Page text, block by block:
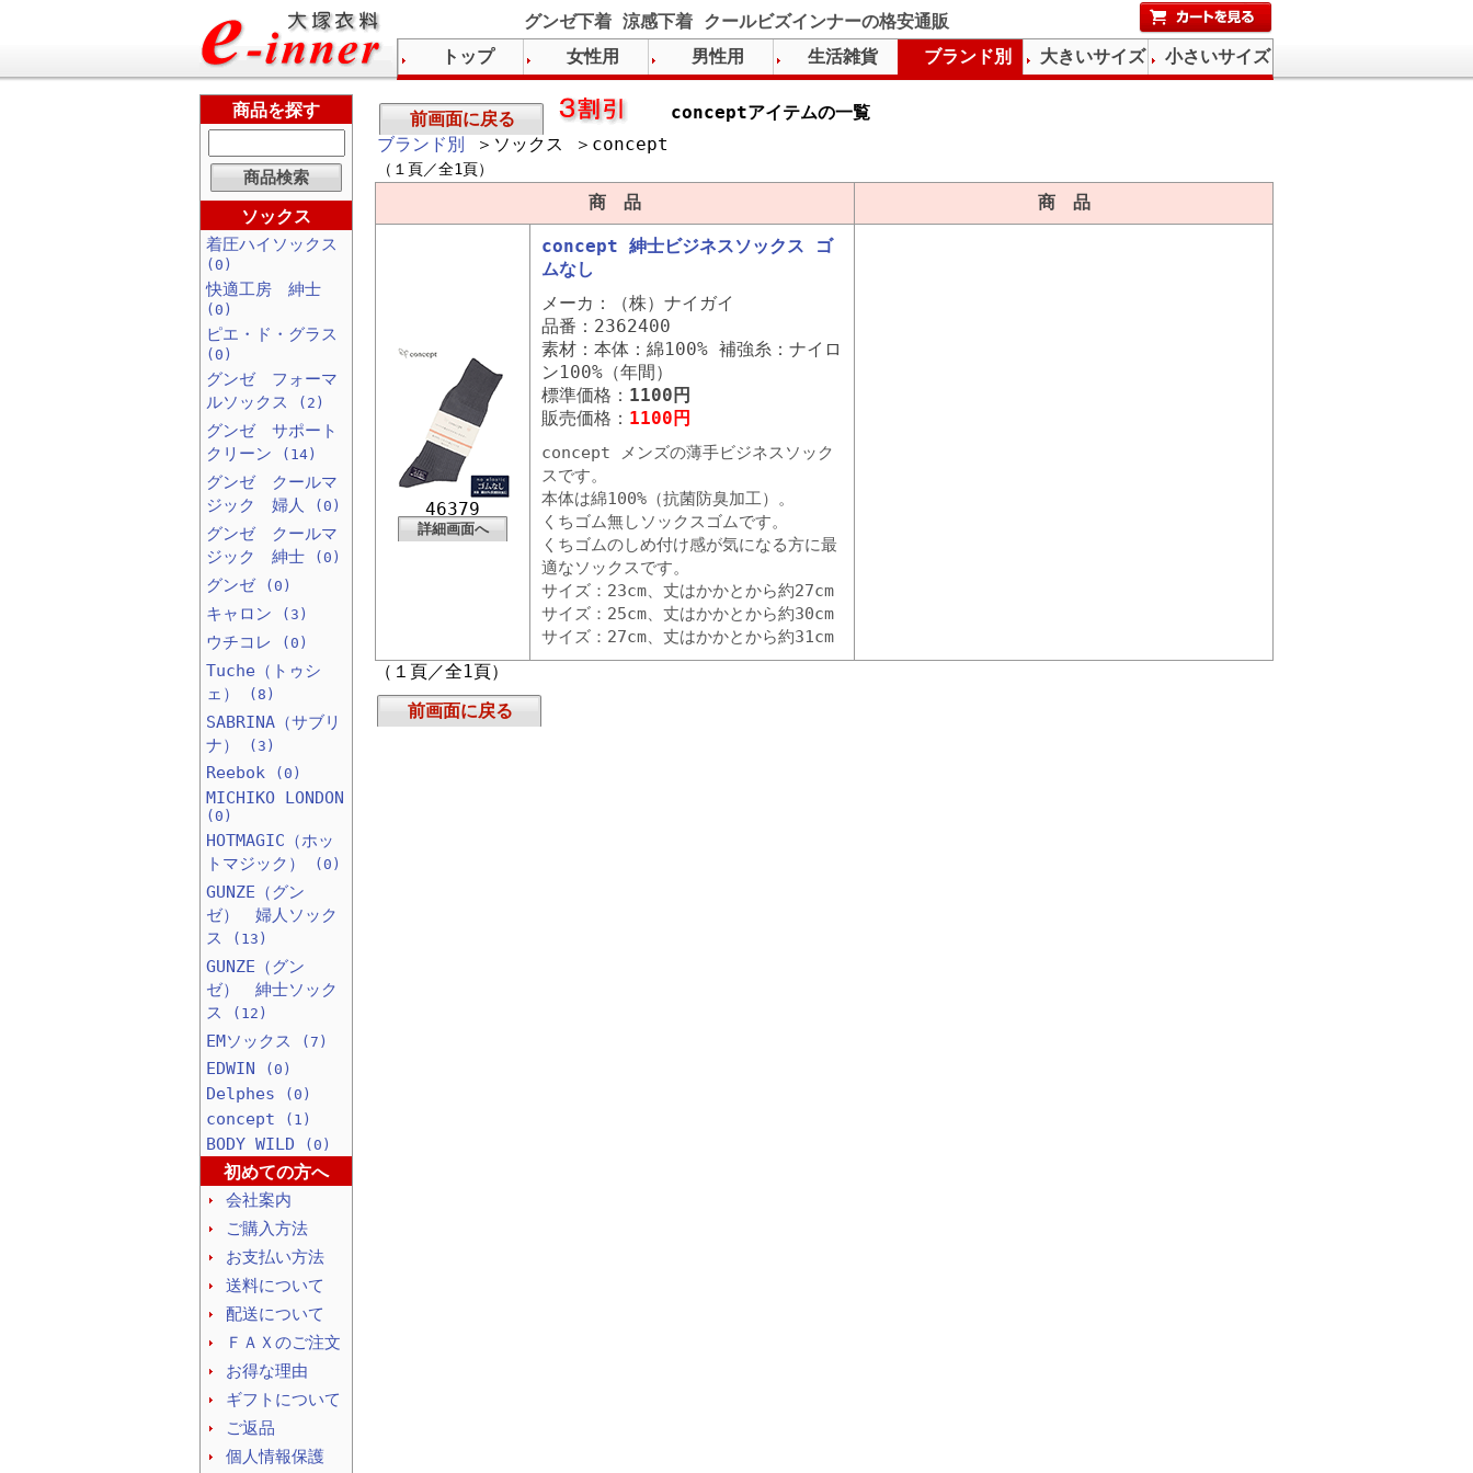
グンゼ下着 涼感下着 クールビズインナーの格安通販
前画面に戻る
conceptアイテムの一覧
ブランド別 ＞ソックス ＞concept
（１頁／全1頁）
商 品 商 品
46379
詳細画面へ
concept 紳士ビジネスソックス ゴ
ムなし
メーカ：（株）ナイガイ
品番：2362400
素材：本体：綿100% 補強糸：ナイロ
ン100%（年間）
標準価格： 1100円
販売価格： 1100円
concept メンズの薄手ビジネスソック
スです。
本体は綿100%（抗菌防臭加工）。
くちゴム無しソックスゴムです。
くちゴムのしめ付け感が気になる方に最
適なソックスです。
サイズ：23cm、丈はかかとから約27cm
サイズ：25cm、丈はかかとから約30cm
サイズ：27cm、丈はかかとから約31cm
（１頁／全1頁）
前画面に戻る
商品を探す
ソックス
着圧ハイソックス
(0)
快適工房 紳士
(0)
ピエ・ド・グラス
(0)
グンゼ フォーマ
ルソックス
(2)
グンゼ サポート
クリーン
(14)
グンゼ クールマ
ジック 婦人
(0)
グンゼ クールマ
ジック 紳士
(0)
グンゼ (0)
キャロン (3)
ウチコレ (0)
Tuche（トゥシ
ェ）
(8)
SABRINA（サブリ
ナ）
(3)
Reebok (0)
MICHIKO LONDON
(0)
HOTMAGIC（ホッ
トマジック）
(0)
GUNZE（グン
ゼ） 婦人ソック
ス
(13)
GUNZE（グン
ゼ） 紳士ソック
ス
(12)
EMソックス (7)
EDWIN (0)
Delphes (0)
concept (1)
BODY WILD (0)
初めての方へ
会社案内
ご購入方法
お支払い方法
送料について
配送について
ＦＡＸのご注文
お得な理由
ギフトについて
ご返品
個人情報保護
トップ 女性用 男性用 生活雑貨 ブランド別 大きいサイズ 小さいサイズ